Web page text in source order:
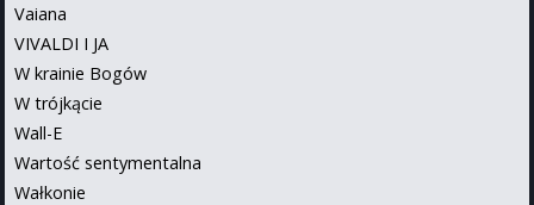
Vaiana
VIVALDI I JA
W krainie Bogów
W trójkącie
Wall-E
Wartość sentymentalna
Wałkonie